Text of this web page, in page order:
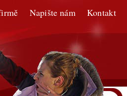
Napište nám Kontakt